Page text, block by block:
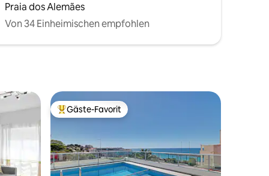
Praia dos Alemães
Von 34 Einheimischen empfohlen
Beliebter Gäste-Favorit.
Gäste-Favorit